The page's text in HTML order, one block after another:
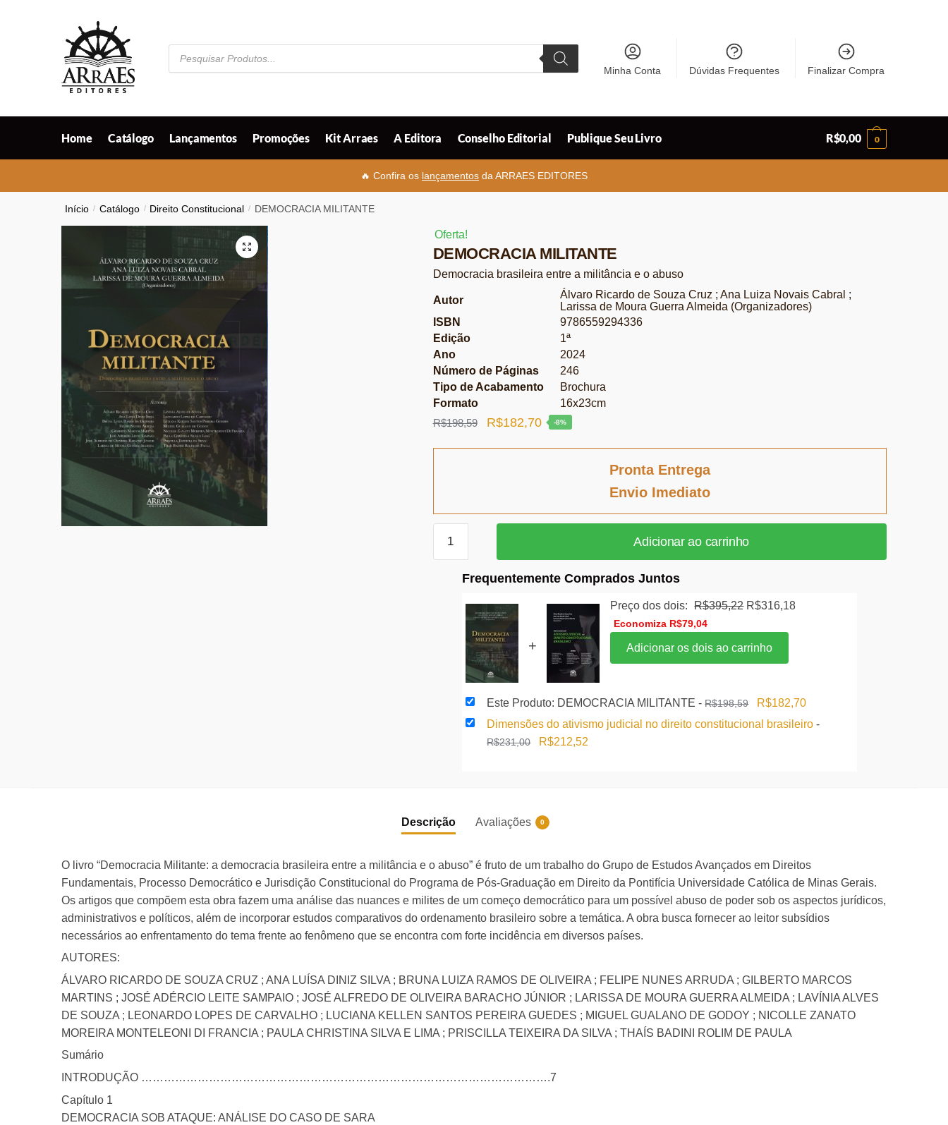
Pesquisar
produtos
Minha Conta Dúvidas Frequentes Finalizar Compra
Home Catálogo Lançamentos Promoções Kit Arraes A Editora Conselho Editorial Publique Seu Livro R$0,00 0
🔥 Confira os lançamentos da ARRAES EDITORES
Início / Catálogo / Direito Constitucional / DEMOCRACIA MILITANTE
🔍
Oferta!
DEMOCRACIA MILITANTE
Democracia brasileira entre a militância e o abuso
Autor
Álvaro Ricardo de Souza Cruz ; Ana Luiza Novais Cabral ;
Larissa de Moura Guerra Almeida (Organizadores)
ISBN
9786559294336
Edição
1ª
Ano
2024
Número de Páginas
246
Tipo de Acabamento
Brochura
Formato
16x23cm
R$198,59
O
R$182,70O
-8%
Pronta Entrega
Envio Imediato
MILITANTE
Adicionar ao carrinho
Frequentemente Comprados Juntos
+
Preço dos dois: R$395,22 O
R$316,18O
Economiza R$79,04
Adicionar os dois ao carrinho
Este Produto: DEMOCRACIA MILITANTE-R$198,59
O
preço
R$182,70O
preço
Dimensões do ativismo judicial no direito constitucional brasileiro-
R$231,00
O
R$212,52
Descrição
Avaliações 0
O livro “Democracia Militante: a democracia brasileira entre a militância e o abuso” é fruto de um trabalho do Grupo de Estudos Avançados em Direitos
Fundamentais, Processo Democrático e Jurisdição Constitucional do Programa de Pós-Graduação em Direito da Pontifícia Universidade Católica de Minas Gerais.
Os artigos que compõem esta obra fazem uma análise das nuances e milites de um começo democrático para um possível abuso de poder sob os aspectos jurídicos,
administrativos e políticos, além de incorporar estudos comparativos do ordenamento brasileiro sobre a temática. A obra busca fornecer ao leitor subsídios
necessários ao enfrentamento do tema frente ao fenômeno que se encontra com forte incidência em diversos países.
AUTORES:
ÁLVARO RICARDO DE SOUZA CRUZ ; ANA LUÍSA DINIZ SILVA ; BRUNA LUIZA RAMOS DE OLIVEIRA ; FELIPE NUNES ARRUDA ; GILBERTO MARCOS
MARTINS ; JOSÉ ADÉRCIO LEITE SAMPAIO ; JOSÉ ALFREDO DE OLIVEIRA BARACHO JÚNIOR ; LARISSA DE MOURA GUERRA ALMEIDA ; LAVÍNIA ALVES
DE SOUZA ; LEONARDO LOPES DE CARVALHO ; LUCIANA KELLEN SANTOS PEREIRA GUEDES ; MIGUEL GUALANO DE GODOY ; NICOLLE ZANATO
MOREIRA MONTELEONI DI FRANCIA ; PAULA CHRISTINA SILVA E LIMA ; PRISCILLA TEIXEIRA DA SILVA ; THAÍS BADINI ROLIM DE PAULA
Sumário
INTRODUÇÃO ……………………………………………………………………………………………….7
Capítulo 1
DEMOCRACIA SOB ATAQUE: ANÁLISE DO CASO DE SARA